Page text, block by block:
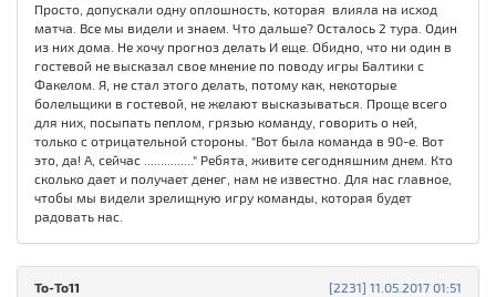
Просто, допускали одну оплошность, которая влияла на исход
матча. Все мы видели и знаем. Что дальше? Осталось 2 тура. Один
из них дома. Не хочу прогноз делать И еще. Обидно, что ни один в
гостевой не высказал свое мнение по поводу игры Балтики с
Факелом. Я, не стал этого делать, потому как, некоторые
болельщики в гостевой, не желают высказываться. Проще всего
для них, посыпать пеплом, грязью команду, говорить о ней,
только с отрицательной стороны. "Вот была команда в 90-е. Вот
это, да! А, сейчас ..............." Ребята, живите сегодняшним днем. Кто
сколько дает и получает денег, нам не известно. Для нас главное,
чтобы мы видели зрелищную игру команды, которая будет
радовать нас.
[2231] 11.05.2017 01:51
То-То11